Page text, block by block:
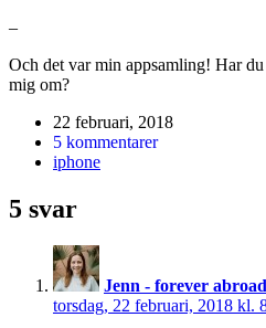
–
Och det var min appsamling! Har
mig om?
22 februari, 2018
5 kommentarer
iphone
5 svar
Jenn - forever abroad
torsdag, 22 februari, 2018 kl.